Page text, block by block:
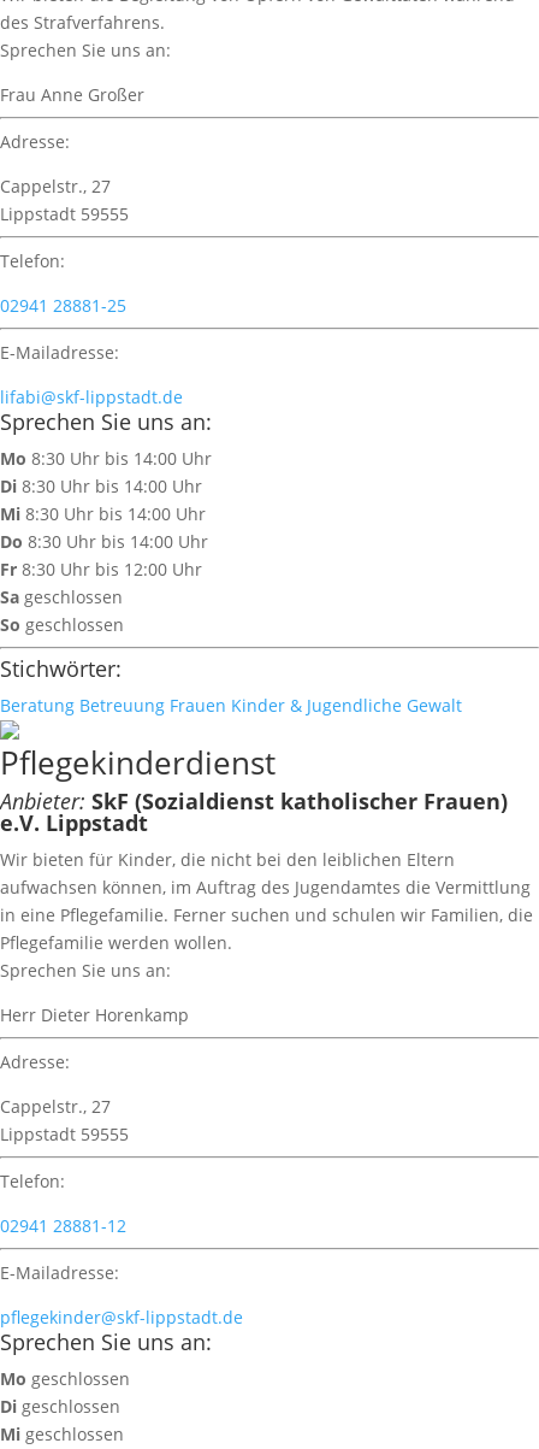
des Strafverfahrens.
Sprechen Sie uns an:
Frau Anne Großer
Adresse:
Cappelstr., 27
Lippstadt 59555
Telefon:
02941 28881-25
E-Mailadresse:
lifabi@skf-lippstadt.de
Sprechen Sie uns an:
Mo 8:30 Uhr bis 14:00 Uhr
Di 8:30 Uhr bis 14:00 Uhr
Mi 8:30 Uhr bis 14:00 Uhr
Do 8:30 Uhr bis 14:00 Uhr
Fr 8:30 Uhr bis 12:00 Uhr
Sa geschlossen
So geschlossen
Stichwörter:
Beratung Betreuung Frauen Kinder & Jugendliche Gewalt
Pflegekinderdienst
Anbieter: SkF (Sozialdienst katholischer Frauen)
e.V. Lippstadt
Wir bieten für Kinder, die nicht bei den leiblichen Eltern
aufwachsen können, im Auftrag des Jugendamtes die Vermittlung
in eine Pflegefamilie. Ferner suchen und schulen wir Familien, die
Pflegefamilie werden wollen.
Sprechen Sie uns an:
Herr Dieter Horenkamp
Adresse:
Cappelstr., 27
Lippstadt 59555
Telefon:
02941 28881-12
E-Mailadresse:
pflegekinder@skf-lippstadt.de
Sprechen Sie uns an:
Mo geschlossen
Di geschlossen
Mi geschlossen